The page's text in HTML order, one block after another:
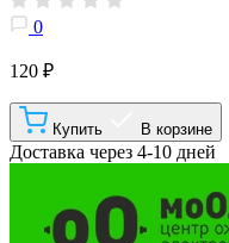
0
120 ₽
Купить В корзине
Доставка через 4-10 дней